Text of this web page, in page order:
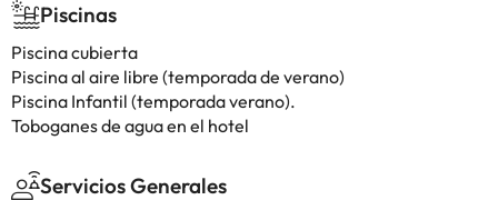
Piscinas
Piscina cubierta
Piscina al aire libre (temporada de verano)
Piscina Infantil (temporada verano).
Toboganes de agua en el hotel
Servicios Generales